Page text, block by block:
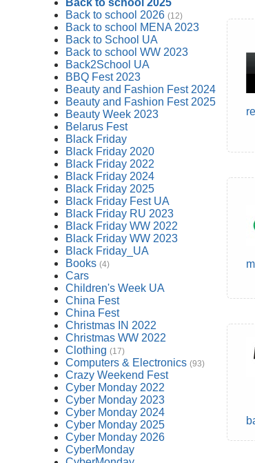
Back to school 2026 (12)
Back to school MENA 2023
Back to School UA
Back to school WW 2023
Back2School UA
BBQ Fest 2023
Beauty and Fashion Fest 2024
Beauty and Fashion Fest 2025
Beauty Week 2023
Belarus Fest
Black Friday
Black Friday 2020
Black Friday 2022
Black Friday 2024
Black Friday 2025
Black Friday Fest UA
Black Friday RU 2023
Black Friday WW 2022
Black Friday WW 2023
Black Friday_UA
Books (4)
Cars
Children's Week UA
China Fest
China Fest
Christmas IN 2022
Christmas WW 2022
Clothing (17)
Computers & Electronics (93)
Crazy Weekend Fest
Cyber Monday 2022
Cyber Monday 2023
Cyber Monday 2024
Cyber Monday 2025
Cyber Monday 2026
CyberMonday